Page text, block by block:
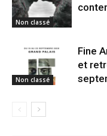
Non classé
Non classé
Fine
et